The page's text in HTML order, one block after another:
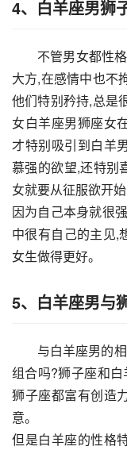
4、白羊座男狮
不管男女都性
大方,在感情中也不
他们特别矜持,总是
女白羊座男狮座女
才特别吸引到白羊
慕强的欲望,还特别
女就要从征服欲开始
因为自己本身就很
中很有自己的主见,
女生做得更好。
5、白羊座男与
与白羊座男的
组合吗?狮子座和
狮子座都富有创造
意。
但是白羊座的性格